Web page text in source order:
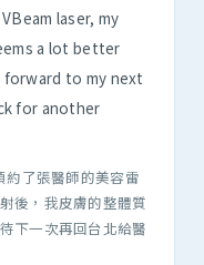
laser, my
a lot better
to my next
for another
約了張醫師的美容雷
後，我皮膚的整體質
下一次再回台北給醫